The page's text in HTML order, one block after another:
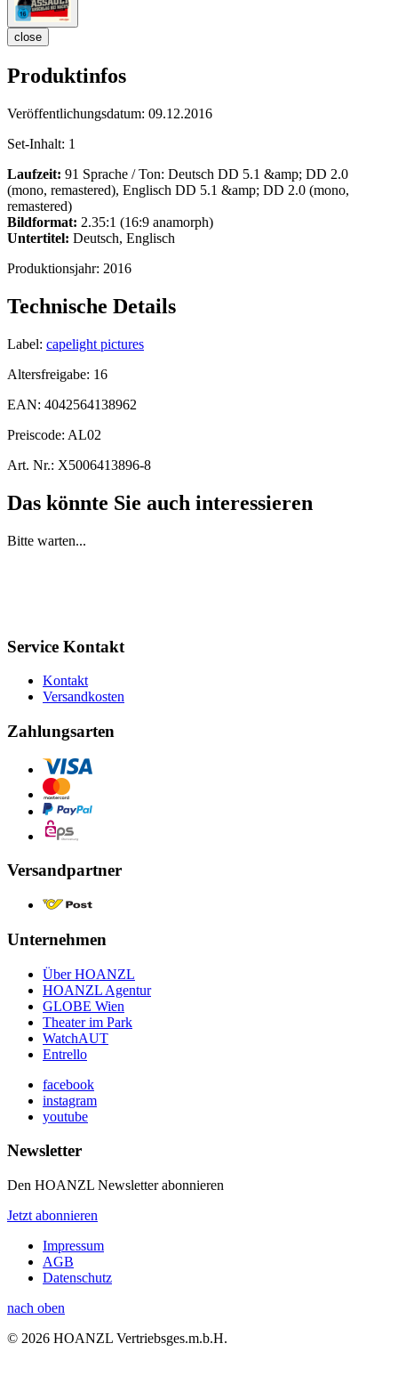
close
Produktinfos
Veröffentlichungsdatum: 09.12.2016
Set-Inhalt: 1
Laufzeit: 91 Sprache / Ton: Deutsch DD 5.1 &amp; DD 2.0
(mono, remastered), Englisch DD 5.1 &amp; DD 2.0 (mono,
remastered)
Bildformat: 2.35:1 (16:9 anamorph)
Untertitel: Deutsch, Englisch
Produktionsjahr: 2016
Technische Details
Label: capelight pictures
Altersfreigabe: 16
EAN: 4042564138962
Preiscode: AL02
Art. Nr.: X5006413896-8
Das könnte Sie auch interessieren
Bitte warten...
Service Kontakt
Kontakt
Versandkosten
Zahlungsarten
Versandpartner
Unternehmen
Über HOANZL
HOANZL Agentur
GLOBE Wien
Theater im Park
WatchAUT
Entrello
facebook
instagram
youtube
Newsletter
Den HOANZL Newsletter abonnieren
Jetzt abonnieren
Impressum
AGB
Datenschutz
nach oben
© 2026 HOANZL Vertriebsges.m.b.H.